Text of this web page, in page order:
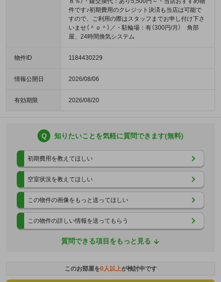
件です♪初期費用のクレジット決済も当店は可能で
すので、ご利用の際はスタッフまでお申し付け下さ
いませ（＾ｏ＾）／・駐輪場：有（300円/月） 角部
屋、24時間換気システム
物件ID 1184430229
情報公開日 2026/08/06
有効期限 2026/08/20
Q 知りたいことを気軽に質問できます(無料)
初期費用を教えてほしい
空室状況を教えてほしい
この物件の画像をもっと送ってほしい
この物件の詳しい情報を送ってもらう
質問できる項目をもっと見る
このお部屋を0人以上が検討中です